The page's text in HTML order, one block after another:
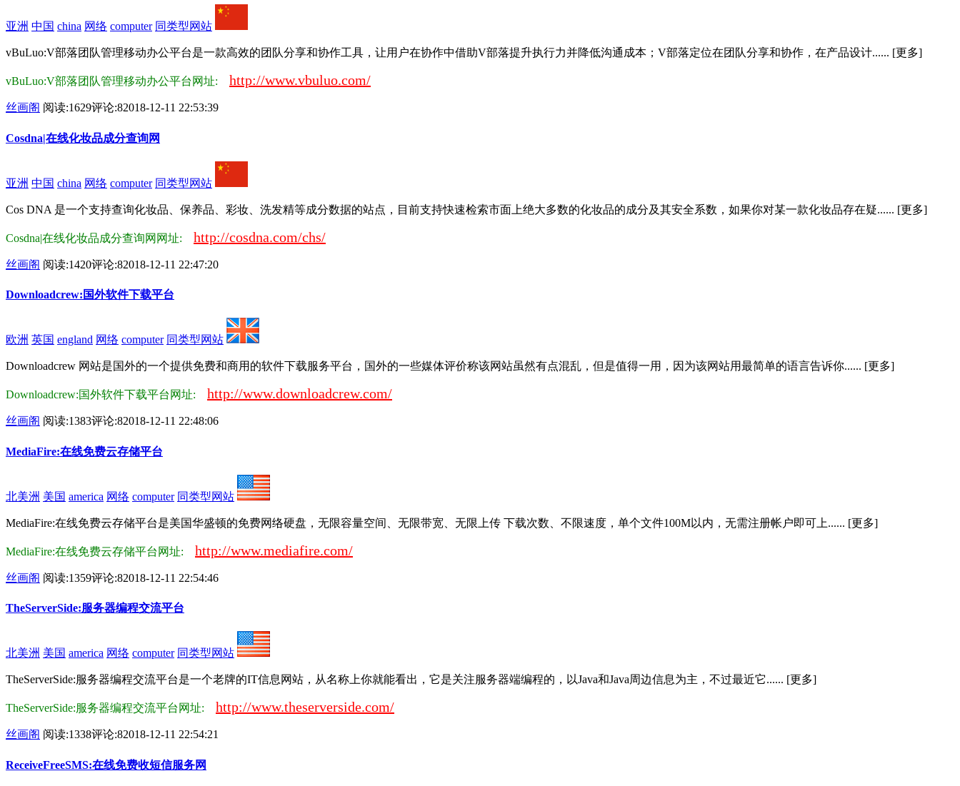
亚洲 中国 china 网络 computer 同类型网站
vBuLuo:V部落团队管理移动办公平台是一款高效的团队分享和协作工具，让用户在协作中借助V部落提升执行力并降低沟通成本；V部落定位在团队分享和协作，在产品设计...... [更多]
vBuLuo:V部落团队管理移动办公平台网址: http://www.vbuluo.com/
丝画阁 阅读:1629评论:82018-12-11 22:53:39
Cosdna|在线化妆品成分查询网
亚洲 中国 china 网络 computer 同类型网站
Cos DNA 是一个支持查询化妆品、保养品、彩妆、洗发精等成分数据的站点，目前支持快速检索市面上绝大多数的化妆品的成分及其安全系数，如果你对某一款化妆品存在疑...... [更多]
Cosdna|在线化妆品成分查询网网址: http://cosdna.com/chs/
丝画阁 阅读:1420评论:82018-12-11 22:47:20
Downloadcrew:国外软件下载平台
欧洲 英国 england 网络 computer 同类型网站
Downloadcrew 网站是国外的一个提供免费和商用的软件下载服务平台，国外的一些媒体评价称该网站虽然有点混乱，但是值得一用，因为该网站用最简单的语言告诉你...... [更多]
Downloadcrew:国外软件下载平台网址: http://www.downloadcrew.com/
丝画阁 阅读:1383评论:82018-12-11 22:48:06
MediaFire:在线免费云存储平台
北美洲 美国 america 网络 computer 同类型网站
MediaFire:在线免费云存储平台是美国华盛顿的免费网络硬盘，无限容量空间、无限带宽、无限上传 下载次数、不限速度，单个文件100M以内，无需注册帐户即可上...... [更多]
MediaFire:在线免费云存储平台网址: http://www.mediafire.com/
丝画阁 阅读:1359评论:82018-12-11 22:54:46
TheServerSide:服务器编程交流平台
北美洲 美国 america 网络 computer 同类型网站
TheServerSide:服务器编程交流平台是一个老牌的IT信息网站，从名称上你就能看出，它是关注服务器端编程的，以Java和Java周边信息为主，不过最近它...... [更多]
TheServerSide:服务器编程交流平台网址: http://www.theserverside.com/
丝画阁 阅读:1338评论:82018-12-11 22:54:21
ReceiveFreeSMS:在线免费收短信服务网